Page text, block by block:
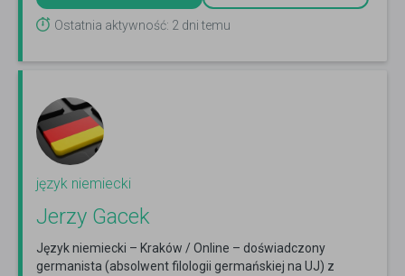
Ostatnia aktywność: 2 dni temu
język niemiecki
Jerzy Gacek
Język niemiecki – Kraków / Online – doświadczony
germanista (absolwent filologii germańskiej na UJ) z